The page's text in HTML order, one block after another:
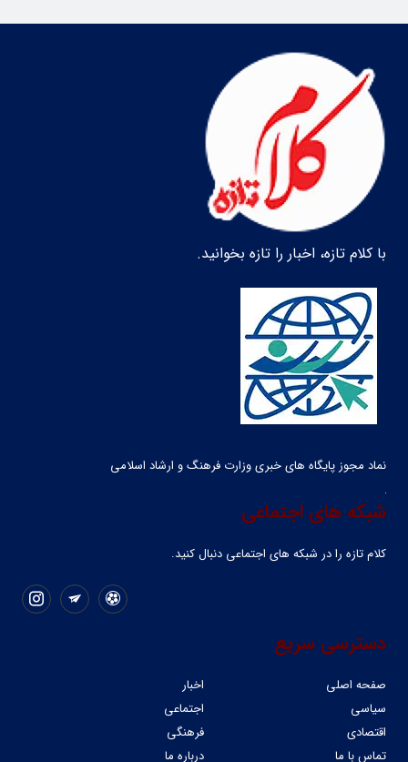
با کلام تازه، اخبار را تازه بخوانید.
نماد مجوز پایگاه های خبری وزارت فرهنگ و ارشاد اسلامی
شبکه های اجتماعی
کلام تازه را در شبکه ‌های اجتماعی دنبال کنید.
دسترسی سریع
صفحه اصلی
اخبار
سیاسی
اجتماعی
اقتصادی
فرهنگی
تماس با ما
درباره ما